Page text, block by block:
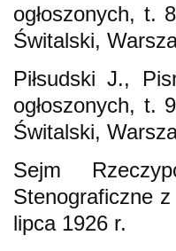
ogłoszonych, t.
Świtalski,
Piłsudski J.,
ogłoszonych, t.
Świtalski,
Sejm
Stenograficzne
lipca 1926 r.